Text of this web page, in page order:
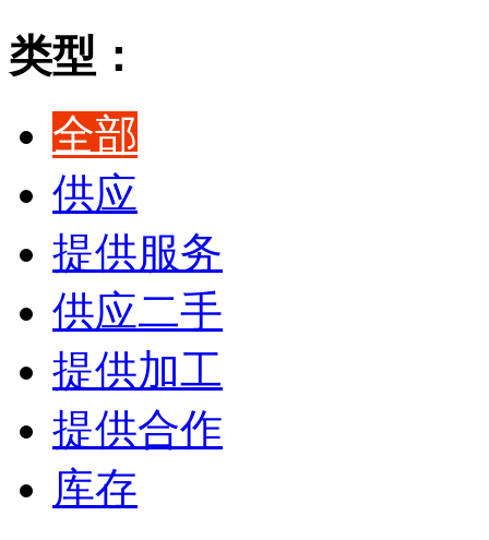
类型：
全部
供应
提供服务
供应二手
提供加工
提供合作
库存